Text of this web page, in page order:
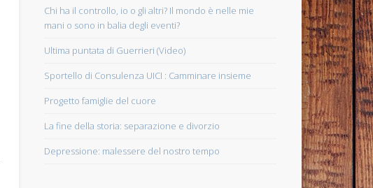
Chi ha il controllo, io o gli altri? Il mondo è nelle mie
mani o sono in balia degli eventi?
Ultima puntata di Guerrieri (Video)
Sportello di Consulenza UICI : Camminare insieme
Progetto famiglie del cuore
La fine della storia: separazione e divorzio
Depressione: malessere del nostro tempo